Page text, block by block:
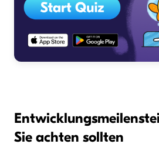
Sie achten sollten